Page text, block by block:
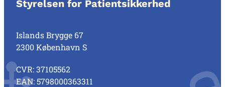
Styrelsen for Patientsikkerhed
Islands Brygge 67
2300 København S
CVR: 37105562
EAN: 5798000363311